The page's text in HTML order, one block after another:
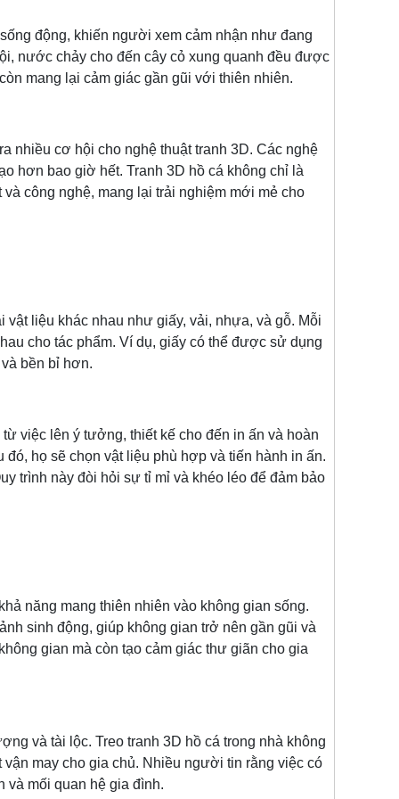
động, khiến người xem cảm nhận như đang
nước chảy cho đến cây cỏ xung quanh đều được
mang lại cảm giác gần gũi với thiên nhiên.
cơ hội cho nghệ thuật tranh 3D. Các nghệ
hơn bao giờ hết. Tranh 3D hồ cá không chỉ là
công nghệ, mang lại trải nghiệm mới mẻ cho
liệu khác nhau như giấy, vải, nhựa, và gỗ. Mỗi
cho tác phẩm. Ví dụ, giấy có thể được sử dụng
bền bỉ hơn.
lên ý tưởng, thiết kế cho đến in ấn và hoàn
họ sẽ chọn vật liệu phù hợp và tiến hành in ấn.
trình này đòi hỏi sự tỉ mỉ và khéo léo để đảm bảo
mang thiên nhiên vào không gian sống.
sinh động, giúp không gian trở nên gần gũi và
gian mà còn tạo cảm giác thư giãn cho gia
tài lộc. Treo tranh 3D hồ cá trong nhà không
may cho gia chủ. Nhiều người tin rằng việc có
và mối quan hệ gia đình.